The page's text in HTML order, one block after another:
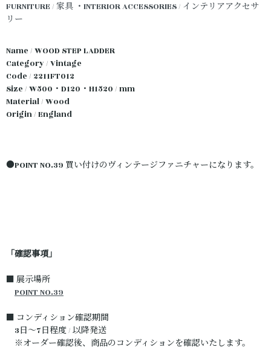
FURNITURE / 家具 ・INTERIOR ACCESSORIES / インテリアアクセサ
リー
Name / WOOD STEP LADDER
Category / Vintage
Code / 2211FT012
Size / W500・D120・H1520 / mm
Material / Wood
Origin / England
●POINT NO.39 買い付けのヴィンテージファニチャーになります。
「確認事項」
■ 展示場所
POINT NO.39
■ コンディション確認期間
3日～7日程度 / 以降発送
※オーダー確認後、商品のコンディションを確認いたします。